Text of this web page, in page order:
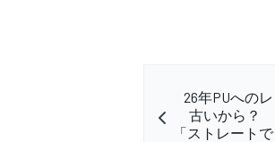
26年PUへの
古いから？
「ストレート